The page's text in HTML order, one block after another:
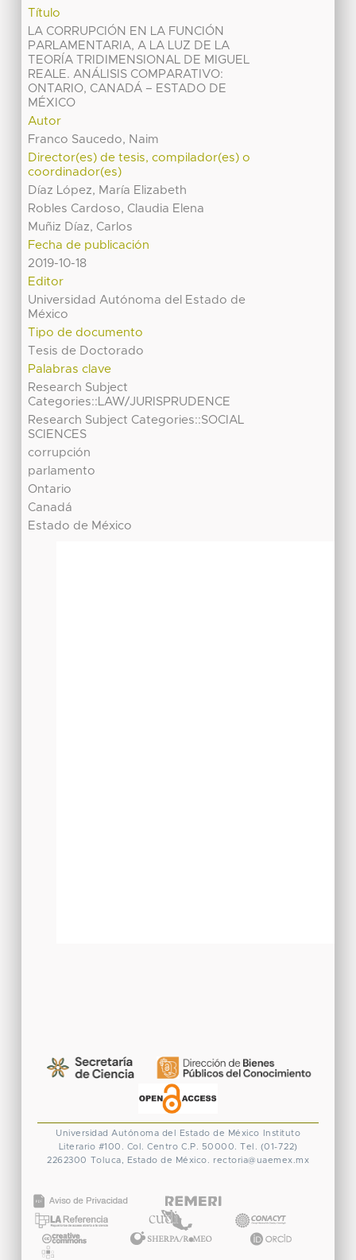
Título
LA CORRUPCIÓN EN LA FUNCIÓN
PARLAMENTARIA, A LA LUZ DE LA
TEORÍA TRIDIMENSIONAL DE MIGUEL
REALE. ANÁLISIS COMPARATIVO:
ONTARIO, CANADÁ – ESTADO DE
MÉXICO
Autor
Franco Saucedo, Naim
Director(es) de tesis, compilador(es) o
coordinador(es)
Díaz López, María Elizabeth
Robles Cardoso, Claudia Elena
Muñiz Díaz, Carlos
Fecha de publicación
2019-10-18
Editor
Universidad Autónoma del Estado de
México
Tipo de documento
Tesis de Doctorado
Palabras clave
Research Subject
Categories::LAW/JURISPRUDENCE
Research Subject Categories::SOCIAL
SCIENCES
corrupción
parlamento
Ontario
Canadá
Estado de México
Universidad Autónoma del Estado de México
Instituto
Literario #100. Col. Centro C.P. 50000. Tel. (01-722)
2262300 Toluca, Estado de México. rectoria@uaemex.mx